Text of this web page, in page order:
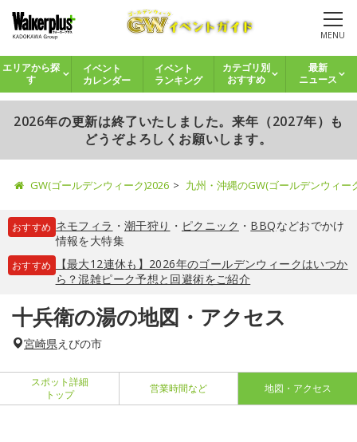
MENU
エリアから探
す
イベント
カレンダー
イベント
ランキング
カテゴリ別
おすすめ
最新
ニュース
2026年の更新は終了いたしました。来年（2027年）も
どうぞよろしくお願いします。
GW(ゴールデンウィーク)2026 九州・沖縄のGW(ゴールデンウィ
おすすめ ネモフィラ ・ 潮干狩り ・ ピクニック ・ BBQなどおでかけ
情報を大特集
おすすめ
【最大12連休も】2026年のゴールデンウィークはいつか
ら？混雑ピーク予想と回避術をご紹介
十兵衛の湯の地図・アクセス
宮崎県えびの市
スポット詳細
トップ
営業時間など 地図・アクセス